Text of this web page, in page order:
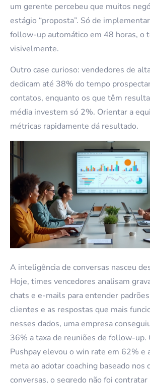
um gerente percebeu que muitos
estágio “proposta”. Só de
follow-up automático em 48 horas, o
visivelmente.
Outro case curioso: vendedores de
dedicam até 38% do tempo
contatos, enquanto os que têm
média investem só 2%. Orientar a
métricas rapidamente dá resultado.
A inteligência de conversas nasceu
Hoje, times vencedores analisam
chats e e-mails para entender
clientes e as respostas que mais
nesses dados, uma empresa
36% a taxa de reuniões de follow-up.
Pushpay elevou o win rate em 62% e
meta ao adotar coaching baseado nos
conversas, o segredo não foi